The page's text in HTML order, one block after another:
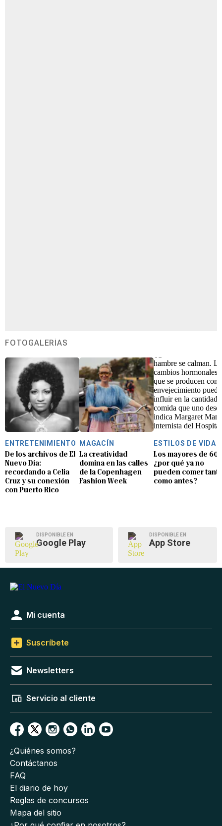
FOTOGALERÍAS
ENTRETENIMIENTO
De los archivos de El
Nuevo Día:
recordando a Celia
Cruz y su conexión
con Puerto Rico
MAGACÍN
La creatividad
domina en las calles
de la Copenhagen
Fashion Week
ESTILOS DE VIDA
Los mayores de 60:
¿por qué ya no
pueden comer
como antes?
DISPONIBLE EN
Google Play
DISPONIBLE EN
App Store
Mi cuenta
Suscríbete
Newsletters
Servicio al cliente
¿Quiénes somos?
Contáctanos
FAQ
El diario de hoy
Reglas de concursos
Mapa del sitio